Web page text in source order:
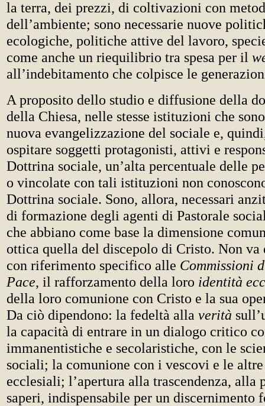
la terra, dei prezzi, di coltivazioni con
dell’ambiente; sono necessarie nuove
ecologiche, politiche attive del lavoro,
come anche un riequilibrio tra spesa per il
all’indebitamento che colpisce le
A proposito dello studio e diffusione della
della Chiesa, nelle stesse istituzioni che
nuova evangelizzazione del sociale e,
ospitare soggetti protagonisti, attivi e
Dottrina sociale, un’alta percentuale delle
o vincolate con tali istituzioni non
Dottrina sociale. Sono, allora, necessari
di formazione degli agenti di Pastorale
che abbiano come base la dimensione
ottica quella del discepolo di Cristo. Non
con riferimento specifico alle Commissioni
Pace, il rafforzamento della loro identità
della loro comunione con Cristo e la sua
Da ciò dipendono: la fedeltà alla verità
la capacità di entrare in un dialogo critico
immanentistiche e secolaristiche, con le
sociali; la comunione con i vescovi e le
ecclesiali; l’apertura alla trascendenza, alla
saperi, indispensabile per un discernimento